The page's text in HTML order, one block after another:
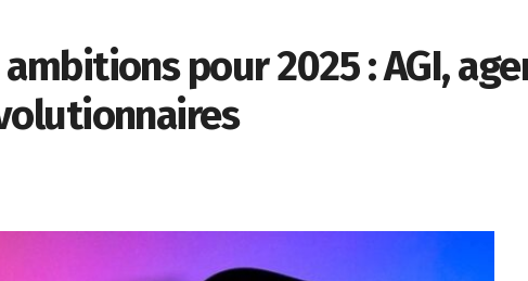
pour 2025 : AGI,